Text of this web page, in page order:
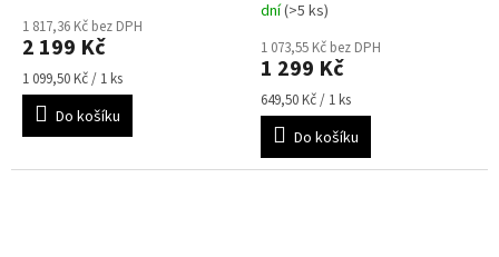
1 817,36 Kč bez DPH
2 199 Kč
Měrná
cena:
1 099,50 Kč / 1 ks
Do košíku
dní(>5 ks)
1 073,55 Kč bez DPH
1 299 Kč
Měrná
cena:
649,50 Kč / 1 ks
Do košíku